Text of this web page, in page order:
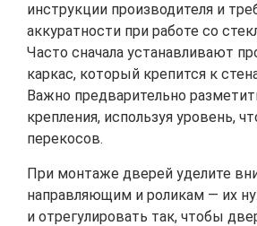
инструкции производителя и
аккуратности при работе со
Часто сначала устанавливают
каркас, который крепится к
Важно предварительно
крепления, используя уровень,
перекосов.
При монтаже дверей уделите
направляющим и роликам — их
и отрегулировать так, чтобы